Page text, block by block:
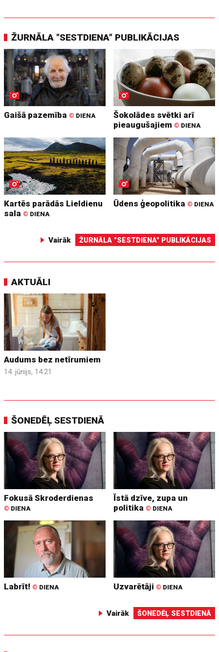
ŽURNĀLA "SESTDIENA" PUBLIKĀCIJAS
Gaišā pazemība © DIENA
Šokolādes svētki arī
pieaugušajiem © DIENA
Kartēs parādās Lieldienu
sala © DIENA
Ūdens ģeopolitika © DIENA
Vairāk ŽURNĀLA "SESTDIENA" PUBLIKĀCIJAS
AKTUĀLI
Audums bez netīrumiem
14. jūnijs, 14:21
ŠONEDĒĻ SESTDIENĀ
Fokusā Skroderdienas
© DIENA
Īstā dzīve, zupa un
politika © DIENA
Labrīt! © DIENA Uzvarētāji © DIENA
Vairāk ŠONEDĒĻ SESTDIENĀ